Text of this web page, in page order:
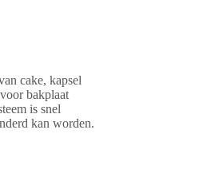
cake, kapsel
bakplaat
is snel
kan worden.